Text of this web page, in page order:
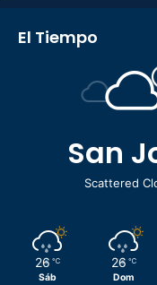
El Tiempo
San
Scattered
26 ℃
Sáb
26 ℃
Dom